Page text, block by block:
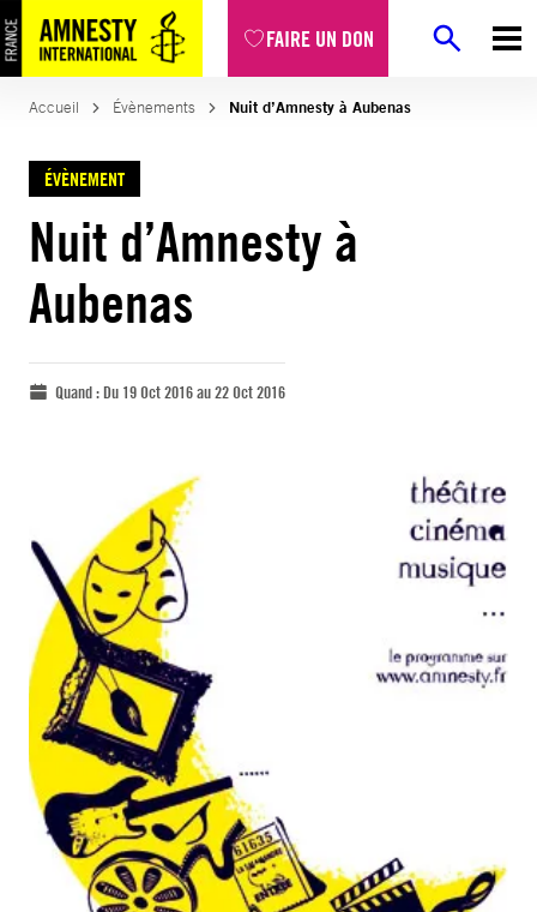
FAIRE UN DON
Accueil Évènements Nuit d’Amnesty à Aubenas
ÉVÈNEMENT
Nuit d’Amnesty à
Aubenas
Quand :Du 19 Oct 2016 au 22 Oct 2016